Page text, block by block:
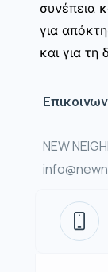
συνέπεια
για
και για τη
NEW